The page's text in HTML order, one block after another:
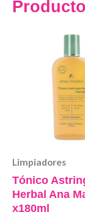
Limpiadores
Tónico
Herbal Ana
x180ml